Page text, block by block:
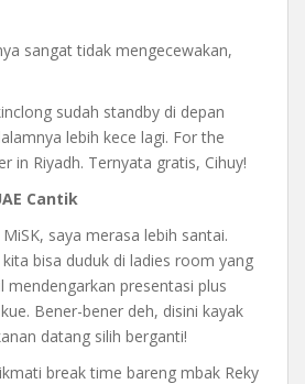
sangat tidak mengecewakan,
sudah standby di depan
lebih kece lagi. For the
in Riyadh. Ternyata gratis, Cihuy!
Cantik
saya merasa lebih santai.
bisa duduk di ladies room yang
mendengarkan presentasi plus
Bener-bener deh, disini kayak
datang silih berganti!
break time bareng mbak Reky